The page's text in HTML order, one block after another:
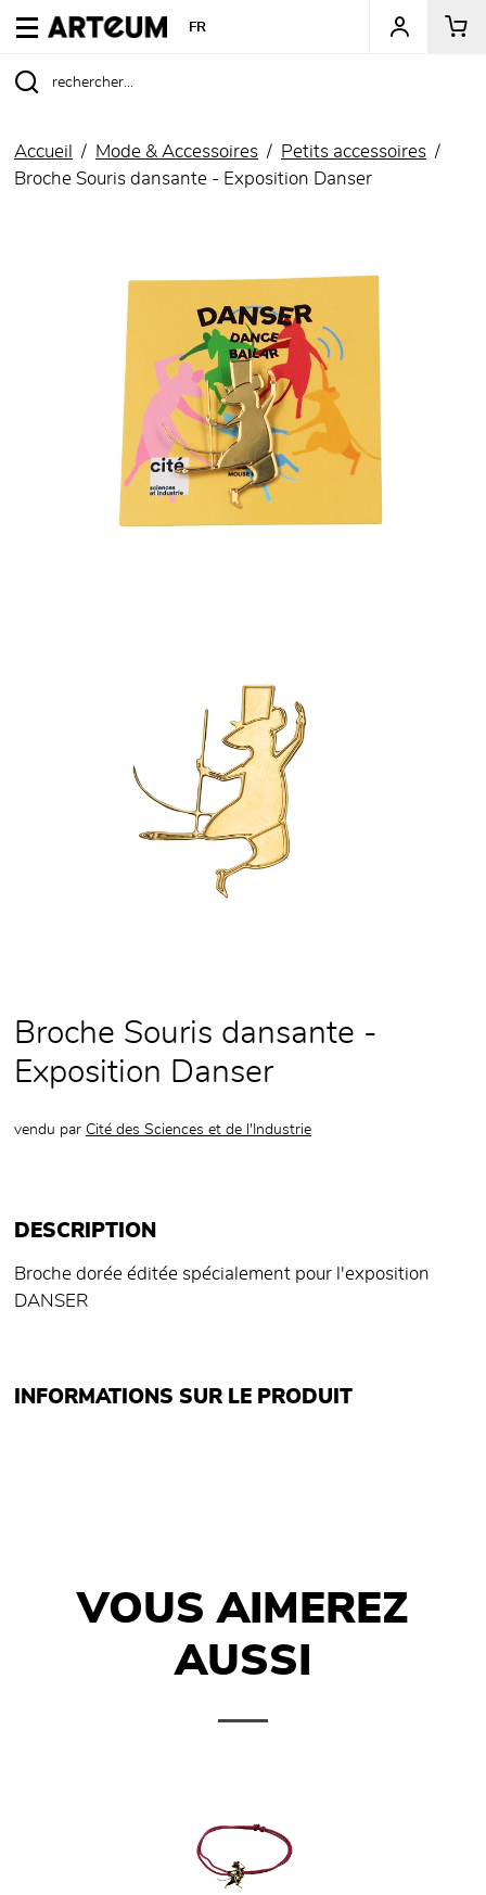
ARTEUM, la référence des boutiques de musées
FR
Accueil Mode & Accessoires
Petits accessoires
Broche Souris dansante - Exposition Danser
Broche Souris dansante -
Exposition Danser
vendu par Cité des Sciences et de l'Industrie
DESCRIPTION
Broche dorée éditée spécialement pour l'exposition
DANSER
INFORMATIONS SUR LE PRODUIT
VOUS AIMEREZ
AUSSI